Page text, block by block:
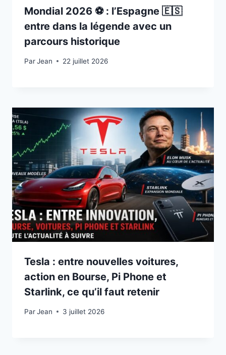
Mondial 2026 ⚽️ : l’Espagne 🇪🇸
entre dans la légende avec un
parcours historique
ParJean
22 juillet 202622 juillet 2026
Tesla : entre nouvelles voitures,
action en Bourse, Pi Phone et
Starlink, ce qu’il faut retenir
ParJean
3 juillet 20263 juillet 2026